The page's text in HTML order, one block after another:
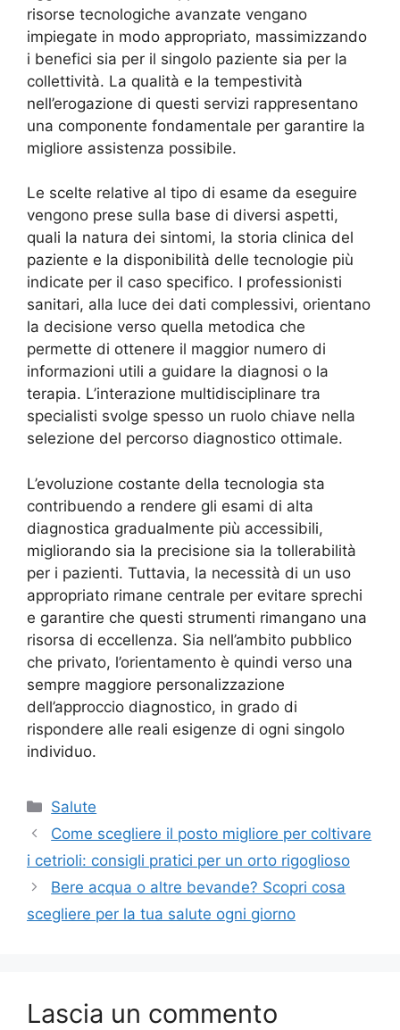
risorse tecnologiche avanzate vengano
impiegate in modo appropriato, massimizzando
i benefici sia per il singolo paziente sia per la
collettività. La qualità e la tempestività
nell’erogazione di questi servizi rappresentano
una componente fondamentale per garantire la
migliore assistenza possibile.
Le scelte relative al tipo di esame da eseguire
vengono prese sulla base di diversi aspetti,
quali la natura dei sintomi, la storia clinica del
paziente e la disponibilità delle tecnologie più
indicate per il caso specifico. I professionisti
sanitari, alla luce dei dati complessivi, orientano
la decisione verso quella metodica che
permette di ottenere il maggior numero di
informazioni utili a guidare la diagnosi o la
terapia. L’interazione multidisciplinare tra
specialisti svolge spesso un ruolo chiave nella
selezione del percorso diagnostico ottimale.
L’evoluzione costante della tecnologia sta
contribuendo a rendere gli esami di alta
diagnostica gradualmente più accessibili,
migliorando sia la precisione sia la tollerabilità
per i pazienti. Tuttavia, la necessità di un uso
appropriato rimane centrale per evitare sprechi
e garantire che questi strumenti rimangano una
risorsa di eccellenza. Sia nell’ambito pubblico
che privato, l’orientamento è quindi verso una
sempre maggiore personalizzazione
dell’approccio diagnostico, in grado di
rispondere alle reali esigenze di ogni singolo
individuo.
Categorie
Salute
Come scegliere il posto migliore per coltivare
i cetrioli: consigli pratici per un orto rigoglioso
Bere acqua o altre bevande? Scopri cosa
scegliere per la tua salute ogni giorno
Lascia un commento